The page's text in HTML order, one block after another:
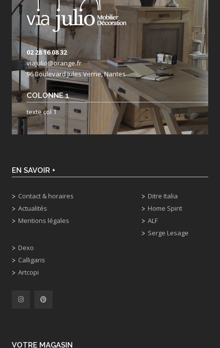
02 28 16 08 32
viajulio@orange.fr
96 Boulevard Jules Verne, Nantes
COLONNE 1
texte col 1
EN SAVOIR +
Contact & horaires
Actualités
Mentions légales
Dexo
Calligaris
Artcopi
Ditre Italia
Home Spirit
ALF
Serge Lesage
VOTRE MAGASIN